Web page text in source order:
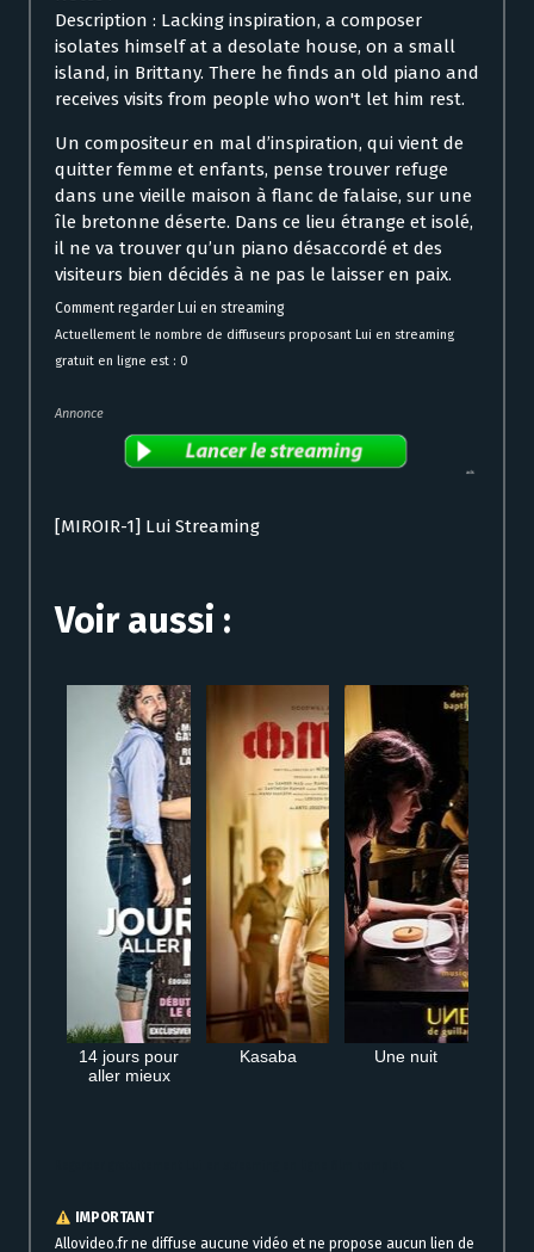
Description : Lacking inspiration, a composer
isolates himself at a desolate house, on a small
island, in Brittany. There he finds an old piano and
receives visits from people who won't let him rest.
Un compositeur en mal d’inspiration, qui vient de
quitter femme et enfants, pense trouver refuge
dans une vieille maison à flanc de falaise, sur une
île bretonne déserte. Dans ce lieu étrange et isolé,
il ne va trouver qu’un piano désaccordé et des
visiteurs bien décidés à ne pas le laisser en paix.
Comment regarder Lui en streaming
Actuellement le nombre de diffuseurs proposant Lui en streaming
gratuit en ligne est : 0
Annonce
[MIROIR-1] Lui Streaming
Voir aussi :
14 jours pour
aller mieux
Kasaba Une nuit
IMPORTANT
Allovideo.fr ne diffuse aucune vidéo et ne propose aucun lien de